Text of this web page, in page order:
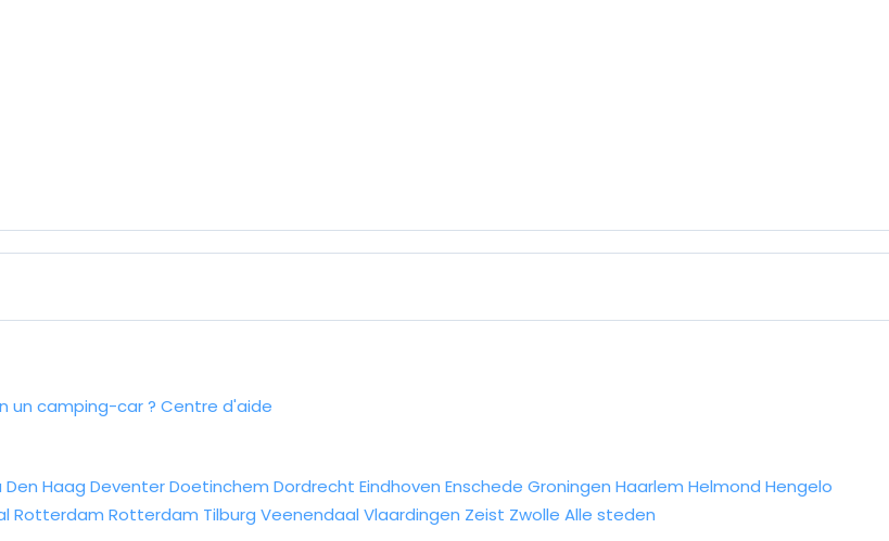
un camping-car ? Centre d'aide
Den Haag DeventerDoetinchem Dordrecht Eindhoven Enschede Groningen Haarlem Helmond Hengelo
Rotterdam Rotterdam Tilburg Veenendaal Vlaardingen Zeist Zwolle Alle steden